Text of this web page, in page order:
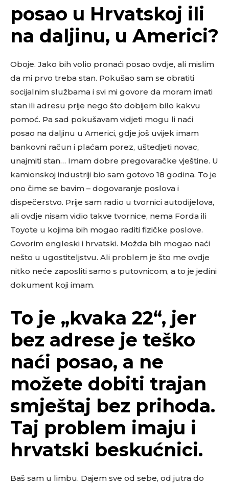
posao u Hrvatskoj ili
na daljinu, u Americi?
Oboje. Jako bih volio pronaći posao ovdje, ali mislim
da mi prvo treba stan. Pokušao sam se obratiti
socijalnim službama i svi mi govore da moram imati
stan ili adresu prije nego što dobijem bilo kakvu
pomoć. Pa sad pokušavam vidjeti mogu li naći
posao na daljinu u Americi, gdje još uvijek imam
bankovni račun i plaćam porez, uštedjeti novac,
unajmiti stan… Imam dobre pregovaračke vještine. U
kamionskoj industriji bio sam gotovo 18 godina. To je
ono čime se bavim – dogovaranje poslova i
dispečerstvo. Prije sam radio u tvornici autodijelova,
ali ovdje nisam vidio takve tvornice, nema Forda ili
Toyote u kojima bih mogao raditi fizičke poslove.
Govorim engleski i hrvatski. Možda bih mogao naći
nešto u ugostiteljstvu. Ali problem je što me ovdje
nitko neće zaposliti samo s putovnicom, a to je jedini
dokument koji imam.
To je „kvaka 22“, jer
bez adrese je teško
naći posao, a ne
možete dobiti trajan
smještaj bez prihoda.
Taj problem imaju i
hrvatski beskućnici.
Baš sam u limbu. Dajem sve od sebe, od jutra do